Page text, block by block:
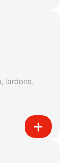
lardons,